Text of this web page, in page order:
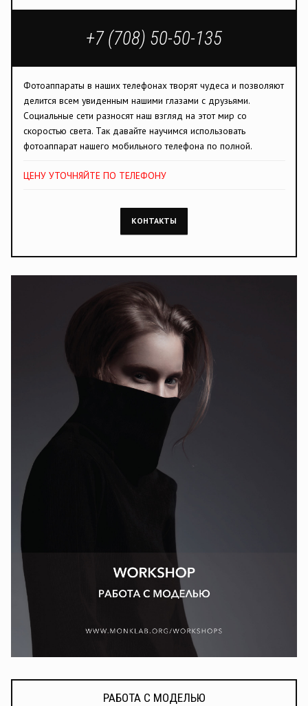
+7 (708) 50-50-135
Фотоаппараты в наших телефонах творят чудеса и позволяют
делится всем увиденным нашими глазами с друзьями.
Социальные сети разносят наш взгляд на этот мир со
скоростью света. Так давайте научимся использовать
фотоаппарат нашего мобильного телефона по полной.
ЦЕНУ УТОЧНЯЙТЕ ПО ТЕЛЕФОНУ
КОНТАКТЫ
РАБОТА С МОДЕЛЬЮ